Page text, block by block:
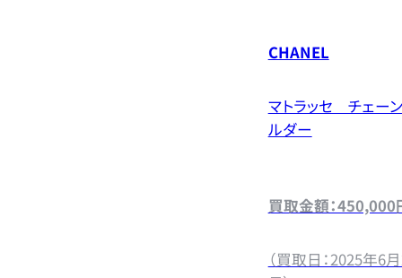
CHANEL
マトラッセ チェー
ルダー
買取金額：450,000
（買取日：2025年6